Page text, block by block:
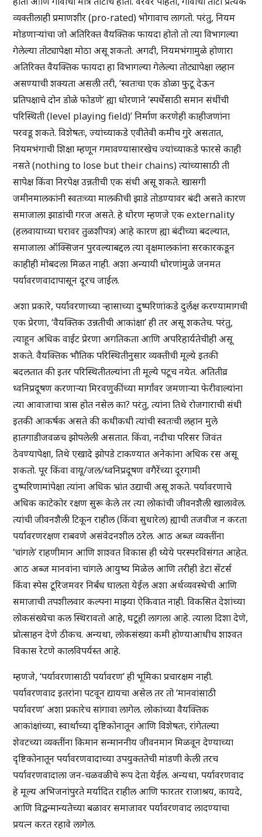
व्यक्तीलाही प्रमाणशीर (pro-rated) भोगावाच लागतो. परंतु, नियम
मोडणार्‍यांचा जो अतिरिक्त वैयक्तिक फायदा होतो तो त्या विभागल्या
गेलेल्या तोट्यापेक्षा मोठा असू शकतो. अगदी, नियमभंगामुळे होणारा
अतिरिक्त वैयक्तिक फायदा हा विभागल्या गेलेल्या तोट्यापेक्षा लहान
असण्याची शक्यता असली तरी, ‘स्वतःचा एक डोळा फुटू देऊन
प्रतिपक्षाचे दोन डोळे फोडणे’ ह्या धोरणाने ‘स्पर्धेसाठी समान संधींची
परिस्थिती (level playing field)’ निर्माण करणेही काहीजणांना
परवडू शकते. विशेषतः, ज्यांच्याकडे एवीतेवी कमीच गुरे असतात,
नियमभंगाची शिक्षा म्हणून गमावण्यासारखेच ज्यांच्याकडे फारसे काही
नसते (nothing to lose but their chains) त्यांच्यासाठी ती
सापेक्ष किंवा निरपेक्ष उन्नतीची एक संधी असू शकते. खासगी
जमीनमालकांनी स्वतःच्या मालकीची झाडे तोडण्यावर बंदी असते कारण
समाजाला झाडांची गरज असते. हे धोरण म्हणजे एक externality
(हलवायाच्या घरावर तुळशीपत्र) आहे कारण ह्या बंदीच्या बदल्यात,
समाजाला ऑक्सिजन पुरवल्याबद्दल त्या वृक्षमालकांना सरकारकडून
काहीही मोबदला मिळत नाही. अशा अन्यायी धोरणांमुळे जनमत
पर्यावरणवादापासून दूरच जाईल.
अशा प्रकारे, पर्यावरणाच्या र्‍हासाच्या दुष्परिणांकडे दुर्लक्ष करण्यामागची
एक प्रेरणा, ‘वैयक्तिक उन्नतीची आकांक्षा’ ही तर असू शकतेच. परंतु,
त्याहून अधिक वाईट प्रेरणा अगतिकता आणि अपरिहार्यतेचीही असू
शकते. वैयक्तिक भौतिक परिस्थितीनुसार व्यक्तीची मूल्ये इतकी
बदलतात की इतर परिस्थितीतल्यांना ती मूल्ये पटूच नयेत. अतितीव्र
ध्वनिप्रदूषण करणार्‍या मिरवणुकींच्या मार्गांवर जमणार्‍या फेरीवाल्यांना
त्या आवाजाचा त्रास होत नसेल का? परंतु, त्यांना तिथे रोजगाराची संधी
इतकी आकर्षक असते की कधीकधी त्यांची स्वतःची लहान मुले
हातगाडीजवळच झोपलेली असतात. किंवा, नदीचा परिसर जिवंत
ठेवण्यापेक्षा, तिथे एखादे झोपडे टाकण्यात अनेकांना अधिक रस असू
शकतो. पूर किंवा वायू/जल/ध्वनिप्रदूषण वगैरेंच्या दूरगामी
दुष्परिणामांपेक्षा त्यांना अधिक भ्रांत उद्याची असू शकते. पर्यावरणाचे
अधिक काटेकोर रक्षण सुरू केले तर त्या लोकांची जीवनशैली खालावेल.
त्यांची जीवनशैली टिकून राहील (किंवा सुधारेल) ह्याची तजवीज न करता
पर्यावरणरक्षण राबवणे असंवेदनशील ठरेल. आठ अब्ज व्यक्तींना
‘चांगले’ राहणीमान आणि शाश्वत विकास ही ध्येये परस्परविसंगत आहेत.
आठ ‌अब्ज मानवांना चांगले आयुष्य मिळेल आणि तरीही डेटा सेंटर्स
किंवा स्पेस टूरिजमवर निर्बंध घालता येईल अशा अर्थव्यवस्थेची आणि
समाजाची तपशीलवार कल्पना माझ्या ऐकिवात नाही. विकसित देशांच्या
लोकसंख्येचा कल स्थिरावतो आहे, घटूही लागला आहे. त्याला दिशा देणे,
प्रोत्साहन देणे ठीकच. अन्यथा, लोकसंख्या कमी होण्याआधीच शाश्वत
विकास रेटणे कालविपर्यस्त आहे.
म्हणजे, ‘पर्यावरणासाठी पर्यावरण’ ही भूमिका प्रचारक्षम नाही.
पर्यावरणवाद इतरांना पटवून द्यायचा असेल तर तो ‘मानवांसाठी
पर्यावरण’ अशा प्रकारेच सांगावा लागेल. लोकांच्या वैयक्तिक
आकांक्षांच्या, स्वार्थाच्या दृष्टिकोनातून आणि विशेषतः, रांगेतल्या
शेवटच्या व्यक्तींना किमान सन्माननीय जीवनमान मिळवून देण्याच्या
दृष्टिकोनातून पर्यावरणवादाच्या उपयुक्ततेची मांडणी केली तरच
पर्यावरणवादाला जन-चळवळीचे रूप देता येईल. अन्यथा, पर्यावरणवाद
हे मूल्य अभिजनांपुरते मर्यादित राहील आणि फारतर राजाश्रय, कायदे,
आणि विद्वन्मान्यतेच्या बळावर समाजावर पर्यावरणवाद लादण्याचा
प्रयत्न करत रहावे लागेल.